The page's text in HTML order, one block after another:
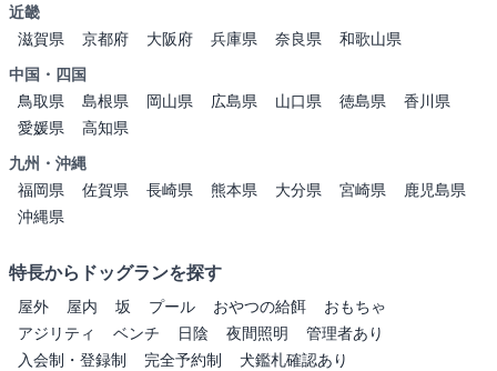
近畿
滋賀県
京都府 大阪府 兵庫県 奈良県
和歌山県
中国・四国
鳥取県
島根県 岡山県 広島県 山口県 徳島県
香川県
愛媛県
高知県
九州・沖縄
福岡県
佐賀県 長崎県 熊本県 大分県 宮崎県
鹿児島県
沖縄県
特長からドッグランを探す
屋外 屋内 坂 プール おやつの給餌
おもちゃ
アジリティ
ベンチ 日陰 夜間照明
管理者あり
入会制・登録制
完全予約制
犬鑑札確認あり